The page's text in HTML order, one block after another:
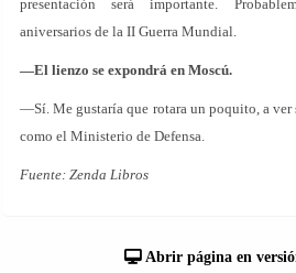
presentación será importante.
aniversarios de la II Guerra Mundial.
—El lienzo se expondrá en Moscú.
—Sí. Me gustaría que rotara un poquito, a
como el Ministerio de Defensa.
Fuente: Zenda Libros
Abrir página en